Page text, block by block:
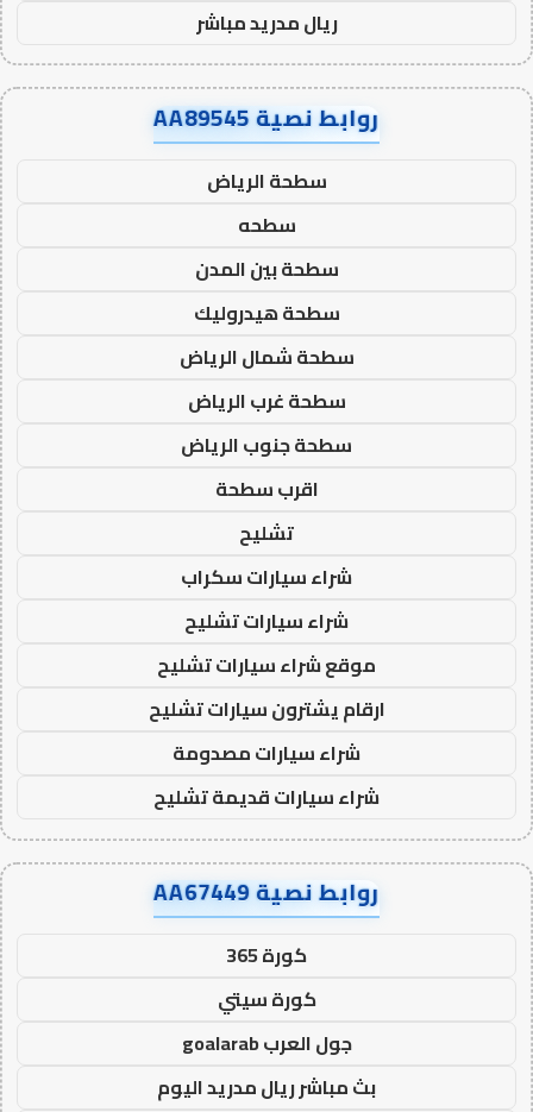
ريال مدريد مباشر
روابط نصية AA89545
سطحة الرياض
سطحه
سطحة بين المدن
سطحة هيدروليك
سطحة شمال الرياض
سطحة غرب الرياض
سطحة جنوب الرياض
اقرب سطحة
تشليح
شراء سيارات سكراب
شراء سيارات تشليح
موقع شراء سيارات تشليح
ارقام يشترون سيارات تشليح
شراء سيارات مصدومة
شراء سيارات قديمة تشليح
روابط نصية AA67449
كورة 365
كورة سيتي
جول العرب goalarab
بث مباشر ريال مدريد اليوم